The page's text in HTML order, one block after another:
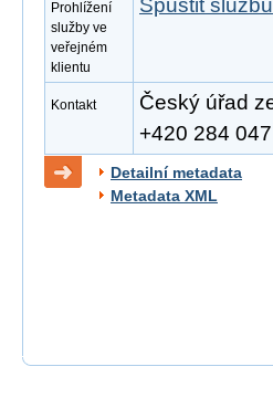
Prohlížení
služby ve
veřejném
klientu
Spustit službu
Kontakt
Český úřad
+420 284
Detailní metadata
Metadata XML